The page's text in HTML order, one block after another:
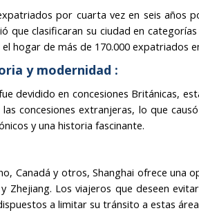
por cuarta vez en seis años
que clasificaran su ciudad en
hogar de más de 170.000 expatriados
y modernidad :
devidido en concesiones Británicas,
concesiones extranjeras, lo que
y una historia fascinante.
Canadá y otros, Shanghai ofrece una
Zhejiang. Los viajeros que deseen
a limitar su tránsito a estas